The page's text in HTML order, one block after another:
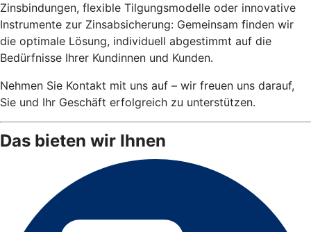
Zinsbindungen, flexible Tilgungsmodelle oder innovative
Instrumente zur Zinsabsicherung: Gemeinsam finden wir
die optimale Lösung, individuell abgestimmt auf die
Bedürfnisse Ihrer Kundinnen und Kunden.
Nehmen Sie Kontakt mit uns auf – wir freuen uns darauf,
Sie und Ihr Geschäft erfolgreich zu unterstützen.
Das bieten wir Ihnen